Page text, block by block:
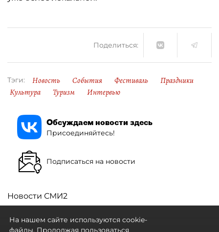
Поделиться:
Тэги: Новость События Фестиваль
Праздники
Культура
Туризм Интервью
Обсуждаем новости здесь
Присоединяйтесь!
Подписаться на новости
Новости СМИ2
На нашем сайте используются cookie-
файлы. Продолжая пользоваться